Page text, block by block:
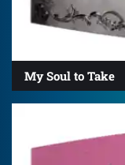
My Soul to Take